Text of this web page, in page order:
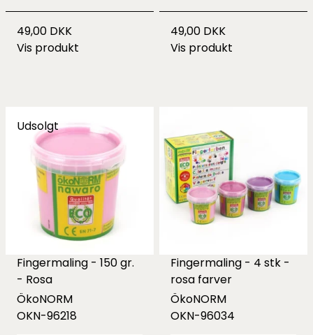
49,00 DKK
Vis produkt
49,00 DKK
Vis produkt
Udsolgt
Fingermaling - 150 gr.
- Rosa
ÖkoNORM
OKN-96218
Fingermaling - 4 stk -
rosa farver
ÖkoNORM
OKN-96034